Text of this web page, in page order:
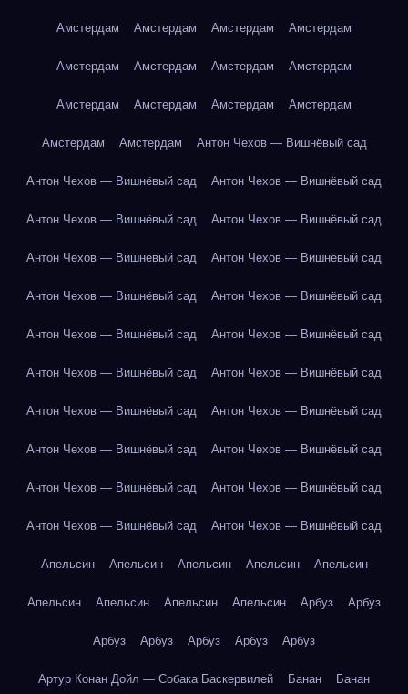
Амстердам Амстердам Амстердам Амстердам
Амстердам Амстердам Амстердам Амстердам
Амстердам Амстердам Амстердам Амстердам
Амстердам Амстердам Антон Чехов — Вишнёвый сад
Антон Чехов — Вишнёвый сад Антон Чехов — Вишнёвый сад
Антон Чехов — Вишнёвый сад Антон Чехов — Вишнёвый сад
Антон Чехов — Вишнёвый сад Антон Чехов — Вишнёвый сад
Антон Чехов — Вишнёвый сад Антон Чехов — Вишнёвый сад
Антон Чехов — Вишнёвый сад Антон Чехов — Вишнёвый сад
Антон Чехов — Вишнёвый сад Антон Чехов — Вишнёвый сад
Антон Чехов — Вишнёвый сад Антон Чехов — Вишнёвый сад
Антон Чехов — Вишнёвый сад Антон Чехов — Вишнёвый сад
Антон Чехов — Вишнёвый сад Антон Чехов — Вишнёвый сад
Антон Чехов — Вишнёвый сад Антон Чехов — Вишнёвый сад
Апельсин Апельсин Апельсин Апельсин Апельсин
Апельсин Апельсин Апельсин Апельсин Арбуз Арбуз
Арбуз Арбуз Арбуз Арбуз Арбуз
Артур Конан Дойл — Собака Баскервилей Банан Банан